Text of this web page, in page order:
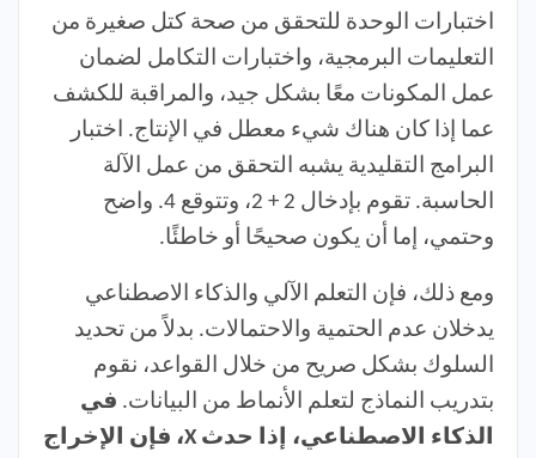
اختبارات الوحدة للتحقق من صحة كتل صغيرة من
التعليمات البرمجية، واختبارات التكامل لضمان
عمل المكونات معًا بشكل جيد، والمراقبة للكشف
عما إذا كان هناك شيء معطل في الإنتاج. اختبار
البرامج التقليدية يشبه التحقق من عمل الآلة
الحاسبة. تقوم بإدخال 2 + 2، وتتوقع 4. واضح
وحتمي، إما أن يكون صحيحًا أو خاطئًا.
ومع ذلك، فإن التعلم الآلي والذكاء الاصطناعي
يدخلان عدم الحتمية والاحتمالات. بدلاً من تحديد
السلوك بشكل صريح من خلال القواعد، نقوم
بتدريب النماذج لتعلم الأنماط من البيانات. في
الذكاء الاصطناعي، إذا حدث X، فإن الإخراج